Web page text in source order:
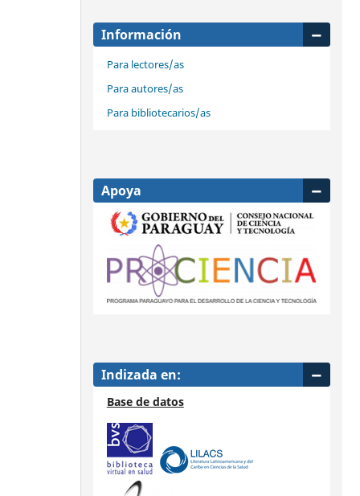
Información
Para lectores/as
Para autores/as
Para bibliotecarios/as
Apoya
Indizada en:
Base de datos